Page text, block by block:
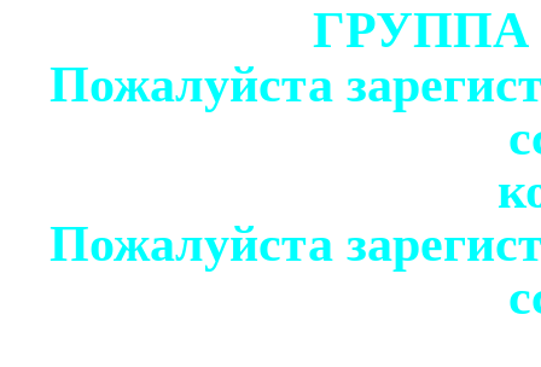
Пожалуйста
Пожалуйста